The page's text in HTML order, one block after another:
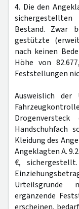
4. Die den
Bestand. Zwar
gestützte
nach keinen
Höhe von
Feststellungen
Ausweislich
Handschuhfach
Kleidung des
Angeklagten A.
€,
ergänzende